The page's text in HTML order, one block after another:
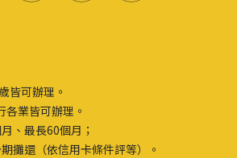
皆可辦理。
各業皆可辦理。
、最長60個月；
攤還（依信用卡條件評等）。